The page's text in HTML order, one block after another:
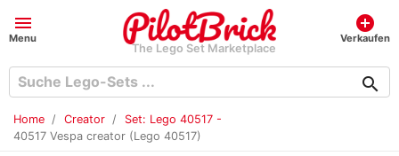
menu
Menu
The Lego Set Marketplace
add_circle
Verkaufen
search
Home Creator
Set: Lego 40517 -
40517 Vespa creator (Lego 40517)